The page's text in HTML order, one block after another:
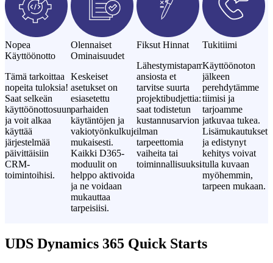
Nopea
Käyttöönotto
Tämä tarkoittaa
nopeita tuloksia!
Saat selkeän
käyttöönottosuunnitelman
ja voit alkaa
käyttää
järjestelmää
päivittäisiin
CRM-
toimintoihisi.
Olennaiset
Ominaisuudet
Keskeiset
asetukset on
esiasetettu
parhaiden
käytäntöjen ja
vakiotyönkulkujen
mukaisesti.
Kaikki D365-
moduulit on
helppo aktivoida
ja ne voidaan
mukauttaa
tarpeisiisi.
Fiksut Hinnat
Lähestymistapamme
ansiosta et
tarvitse suurta
projektibudjettia:
saat todistetun
kustannusarvion
ilman
tarpeettomia
vaiheita tai
toiminnallisuuksia.
Tukitiimi
Käyttöönoton
jälkeen
perehdytämme
tiimisi ja
tarjoamme
jatkuvaa tukea.
Lisämukautukset
ja edistynyt
kehitys voivat
tulla kuvaan
myöhemmin,
tarpeen mukaan.
UDS Dynamics 365 Quick Starts